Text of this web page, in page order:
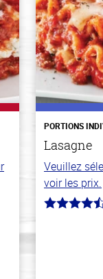
PORTIONS
Lasagne
Veuillez
voir les prix.
4.3